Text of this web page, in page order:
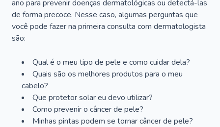
ano para prevenir doenças dermatológicas ou detectá-las
de forma precoce. Nesse caso, algumas perguntas que
você pode fazer na primeira consulta com dermatologista
são:
Qual é o meu tipo de pele e como cuidar dela?
Quais são os melhores produtos para o meu
cabelo?
Que protetor solar eu devo utilizar?
Como prevenir o câncer de pele?
Minhas pintas podem se tornar câncer de pele?